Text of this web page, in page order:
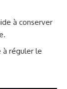
à conserver
à réguler le